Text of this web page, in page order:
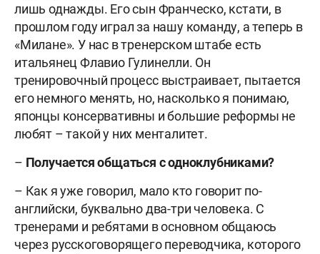
лишь однажды. Его сын Франческо, кстати, в
прошлом году играл за нашу команду, а теперь в
«Милане». У нас в тренерском штабе есть
итальянец Флавио Гулинелли. Он
тренировочный процесс выстраивает, пытается
его немного менять, но, насколько я понимаю,
японцы консервативны и большие реформы не
любят – такой у них менталитет.
– Получается общаться с одноклубниками?
– Как я уже говорил, мало кто говорит по-
английски, буквально два-три человека. С
тренерами и ребятами в основном общаюсь
через русскоговорящего переводчика, которого